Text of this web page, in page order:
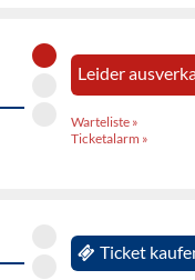
Leider
Warteliste »
Ticketalarm »
Ticket